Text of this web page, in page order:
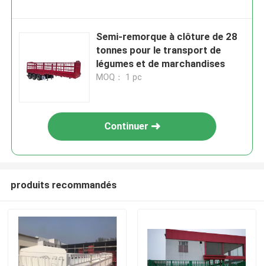
Semi-remorque à clôture de 28
tonnes pour le transport de
légumes et de marchandises
MOQ： 1 pc
Continuer
produits recommandés